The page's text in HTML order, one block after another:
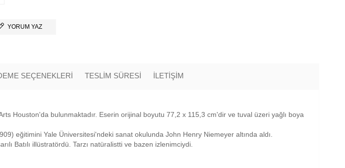
YORUM YAZ
SEÇENEKLERI TESLİM SÜRESİ İLETİŞİM
Houston'da bulunmaktadır. Eserin orijinal boyutu 77,2 x 115,3 cm'dir ve tuval üzeri yağlı boya
eğitimini Yale Üniversitesi'ndeki sanat okulunda John Henry Niemeyer altında aldı.
Batılı illüstratördü. Tarzı natüralistti ve bazen izlenimciydi.